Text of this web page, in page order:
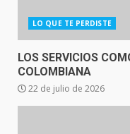
LO QUE TE PERDISTE
LOS SERVICIOS
COLOMBIANA
22 de julio de 2026